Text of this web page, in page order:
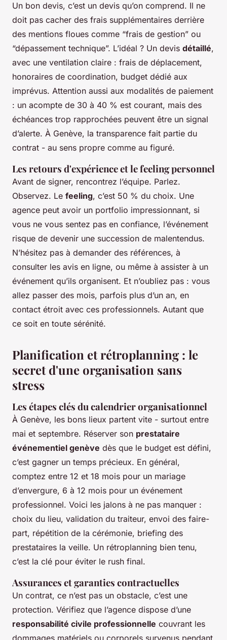
Un bon devis, c’est un devis qu’on comprend. Il ne
doit pas cacher des frais supplémentaires derrière
des mentions floues comme “frais de gestion” ou
“dépassement technique”. L’idéal ? Un devis détaillé,
avec une ventilation claire : frais de déplacement,
honoraires de coordination, budget dédié aux
imprévus. Attention aussi aux modalités de paiement
: un acompte de 30 à 40 % est courant, mais des
échéances trop rapprochées peuvent être un signal
d’alerte. À Genève, la transparence fait partie du
contrat - au sens propre comme au figuré.
Les retours d'expérience et le feeling personnel
Avant de signer, rencontrez l’équipe. Parlez.
Observez. Le feeling, c’est 50 % du choix. Une
agence peut avoir un portfolio impressionnant, si
vous ne vous sentez pas en confiance, l’événement
risque de devenir une succession de malentendus.
N’hésitez pas à demander des références, à
consulter les avis en ligne, ou même à assister à un
événement qu’ils organisent. Et n’oubliez pas : vous
allez passer des mois, parfois plus d’un an, en
contact étroit avec ces professionnels. Autant que
ce soit en toute sérénité.
Planification et rétroplanning : le
secret d'une organisation sans
stress
Les étapes clés du calendrier organisationnel
À Genève, les bons lieux partent vite - surtout entre
mai et septembre. Réserver son prestataire
événementiel genève dès que le budget est défini,
c’est gagner un temps précieux. En général,
comptez entre 12 et 18 mois pour un mariage
d’envergure, 6 à 12 mois pour un événement
professionnel. Voici les jalons à ne pas manquer :
choix du lieu, validation du traiteur, envoi des faire-
part, répétition de la cérémonie, briefing des
prestataires la veille. Un rétroplanning bien tenu,
c’est la clé pour éviter le rush final.
Assurances et garanties contractuelles
Un contrat, ce n’est pas un obstacle, c’est une
protection. Vérifiez que l’agence dispose d’une
responsabilité civile professionnelle couvrant les